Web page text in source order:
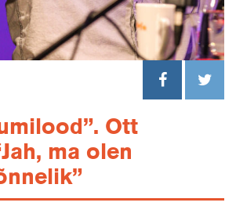
Ott
ma olen